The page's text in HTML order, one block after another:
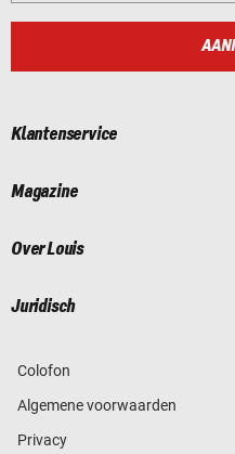
Klantenservice
Magazine
Over Louis
Juridisch
Colofon
Algemene voorwaarden
Privacy